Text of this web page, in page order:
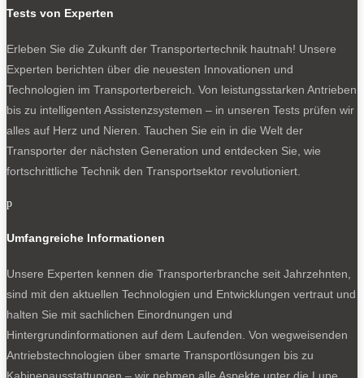
Sachen. Nochmals rund zehn Prozent Reichweite
Reduzierung. Er ist dann mit maximal 90 km/h recht matt
unterwegs. Das passt für die Stadt und das Umland.
Verlängert dort allerdings Überholmanöver. Und auf der
Autobahn drücken bergab die Lkw mit Schwungspitzen –
Ärger ist programmiert.
Beachtliche Nutzlast, eine knappe Tonne
sehr ansehnliche Nutzlast. Der Kastenwagen stemmt bei
beachtliche 1,1 Tonnen. Hinzu kommen gut 900 Kilo
Anhängelast. Die Angelegenheit beeinflusst auch den
Preis, schließlich ist die Batterie mit Abstand die teuerste
Komponente eines E-Transporters. Indes klingt ein
Einstandspreis von netto 47 800 Euro für den
Tests von Experten
Erleben Sie die Zukunft der Transportertechnik hautnah! Unsere
Experten berichten über die neuesten Innovationen und
Technologien im Transporterbereich. Von leistungsstarken Antrieben
bis zu intelligenten Assistenzsystemen – in unseren Tests prüfen wir
alles auf Herz und Nieren. Tauchen Sie ein in die Welt der
Transporter der nächsten Generation und entdecken Sie, wie
fortschrittliche Technik den Transportsektor revolutioniert.
p
Umfangreiche Informationen
Unsere Experten kennen die Transporterbranche seit Jahrzehnten,
sind mit den aktuellen Technologien und Entwicklungen vertraut und
halten Sie mit sachlichen Einordnungen und
Hintergrundinformationen auf dem Laufenden. Von wegweisenden
Antriebstechnologien über smarte Transportlösungen bis zu